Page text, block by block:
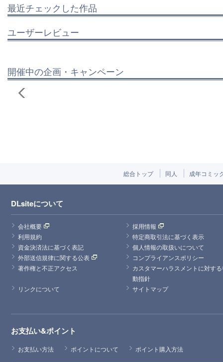
最近チェックした作品
ユーザーレビュー
開催中の企画・キャンペーン
総合トップ 同人 成年コミッ
DLsiteについて
会社概要
採用情報
利用規約
特定商取引法に基づく表示
資金決済法に基づく表記
個人情報の取扱いについて
外部送信規律に関する公表
コンプライアンスポリシー
著作権と不正アクセス
カスタマーハラスメントに対す
動指針
リンクについて
サイトマップ
お支払い&ポイント
お支払い方法 ポイントについて ポイント購入方法